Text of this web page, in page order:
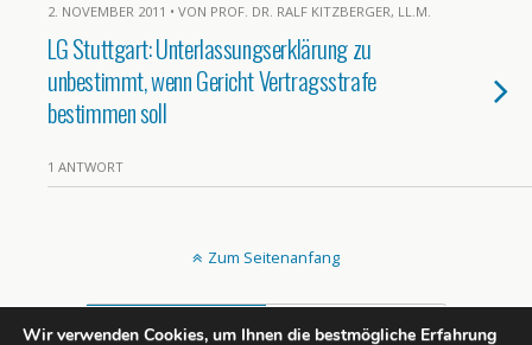
2. NOVEMBER 2011 • VON PROF. DR. RALF KITZBERGER, LL.M.
LG Stuttgart: Unterlassungserklärung zu
unbestimmt, wenn Gericht Vertragsstrafe
bestimmen soll
1 ANTWORT
Zum Seitenanfang
Wir verwenden Cookies, um Ihnen die bestmögliche Erfahrung